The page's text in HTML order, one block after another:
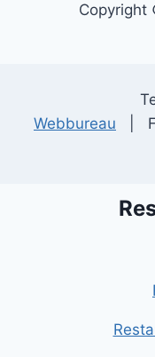
Copyright
Webbureau |